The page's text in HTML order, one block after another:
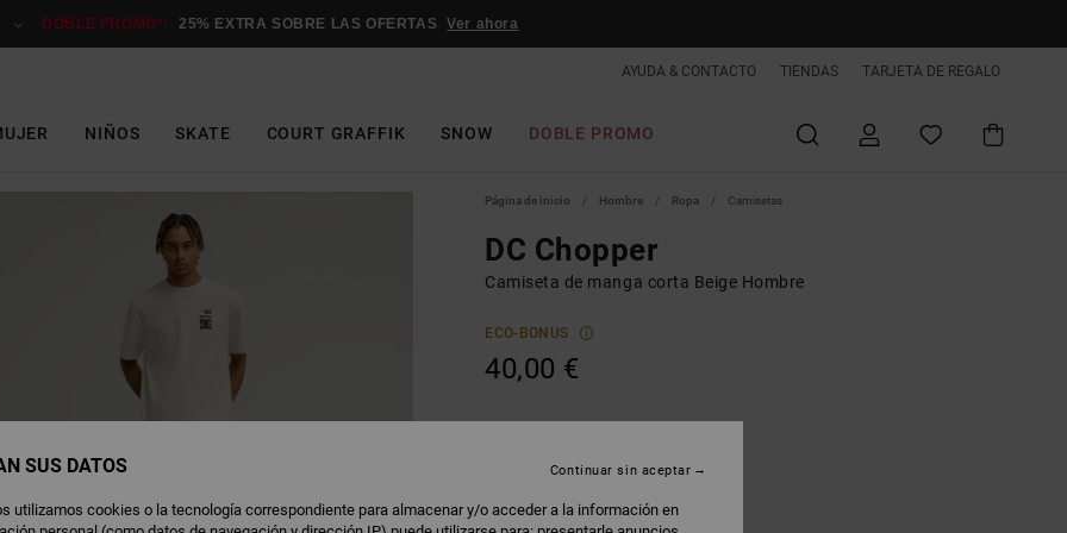
DOBLE PROMO*: 25% EXTRA SOBRE LAS OFERTAS Ver ahora
AYUDA & CONTACTO TIENDAS TARJETA DE REGALO
NIÑOS SKATE COURT GRAFFIK SNOW DOBLE PROMO
Página de inicio Hombre Ropa Camisetas
DC Chopper
Camiseta de manga corta Beige Hombre
ECO-BONUS
40,00 €
SUS DATOS
utilizamos cookies o la tecnología correspondiente para almacenar y/o acceder a la información en
Continuar sin aceptar